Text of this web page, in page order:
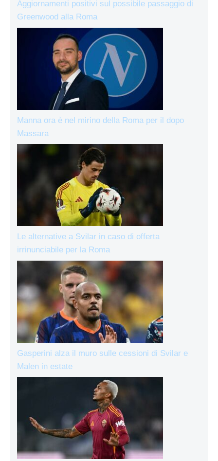
Aggiornamenti positivi sul possibile passaggio di
Greenwood alla Roma
Manna ora è nel mirino della Roma per il dopo
Massara
Le alternative a Svilar in caso di offerta
irrinunciabile per la Roma
Gasperini alza il muro sulle cessioni di Svilar e
Malen in estate